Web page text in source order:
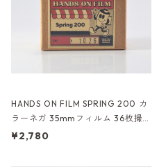
HANDS ON FILM SPRING 200 カ
ラーネガ 35mmフィルム 36枚撮
り (K050)
¥2,780